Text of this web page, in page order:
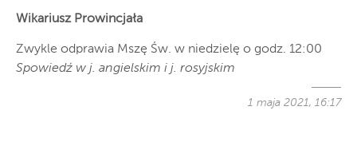
Wikariusz Prowincjała
Zwykle odprawia Mszę Św. w niedzielę o godz. 12:00
Spowiedź w j. angielskim i j. rosyjskim
1 maja 2021, 16:17